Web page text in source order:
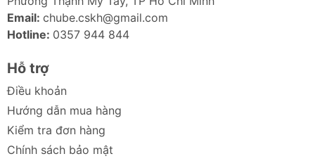
chube.vn tự hào mang đến cho bạn bộ sưu tập đèn
LED cao cấp từ MotoM - thương hiệu 100% vốn Nhật
trọng, hay đèn trang trí, mỗi sản phẩm đều là sự kết
hợp hoàn hảo giữa vật liệu cao cấp (gỗ tự nhiên, kim
loại) và công nghệ LED tiên tiến. Tất cả đều vì sức
khỏe và sự tiện nghi của bạn.
Vì Sao Bạn Nên Chọn Đèn MotoM tại
Email: chube.cskh@gmail.com
Hotline: 0357 944 844
Hỗ trợ
Điều khoản
Hướng dẫn mua hàng
Kiểm tra đơn hàng
Chính sách bảo mật